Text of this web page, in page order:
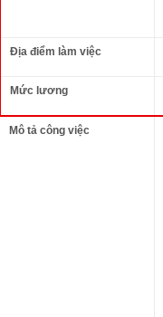
Địa điểm làm việc
Mức lương
Mô tả công việc